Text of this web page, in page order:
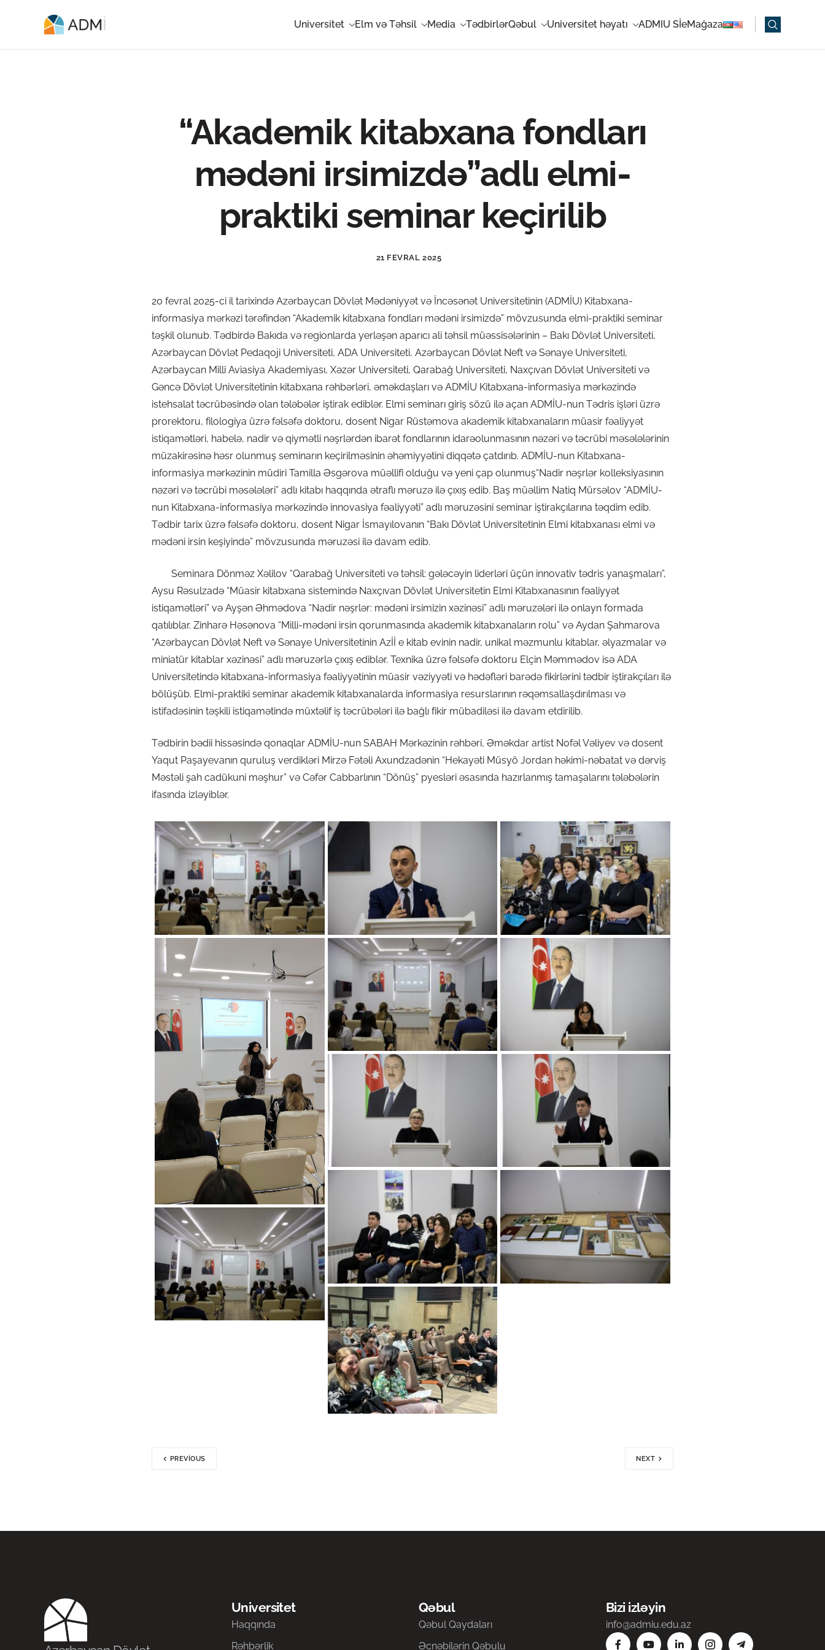
Universitet Elm və Təhsil Media TədbirlərQəbul Universitet həyatı ADMIU SİeMağaza
“Akademik kitabxana fondları
mədəni irsimizdə”adlı elmi-
praktiki seminar keçirilib
21 FEVRAL 2025
20 fevral 2025-ci il tarixində Azərbaycan Dövlət Mədəniyyət və İncəsənət Universitetinin (ADMİU) Kitabxana-
informasiya mərkəzi tərəfindən “Akademik kitabxana fondları mədəni irsimizdə” mövzusunda elmi-praktiki seminar
təşkil olunub. Tədbirdə Bakıda və regionlarda yerləşən aparıcı ali təhsil müəssisələrinin – Bakı Dövlət Universiteti,
Azərbaycan Dövlət Pedaqoji Universiteti, ADA Universiteti, Azərbaycan Dövlət Neft və Sənaye Universiteti,
Azərbaycan Milli Aviasiya Akademiyası, Xəzər Universiteti, Qarabağ Universiteti, Naxçıvan Dövlət Universiteti və
Gəncə Dövlət Universitetinin kitabxana rəhbərləri, əməkdaşları və ADMİU Kitabxana-informasiya mərkəzində
istehsalat təcrübəsində olan tələbələr iştirak ediblər. Elmi seminarı giriş sözü ilə açan ADMİU-nun Tədris işləri üzrə
prorektoru, filologiya üzrə fəlsəfə doktoru, dosent Nigar Rüstəmova akademik kitabxanaların müasir fəaliyyət
istiqamətləri, habelə, nadir və qiymətli nəşrlərdən ibarət fondlarının idarəolunmasının nəzəri və təcrübi məsələlərinin
müzakirəsinə həsr olunmuş seminarın keçirilməsinin əhəmiyyətini diqqətə çatdırıb. ADMİU-nun Kitabxana-
informasiya mərkəzinin müdiri Tamilla Əsgərova müəllifi olduğu və yeni çap olunmuş“Nadir nəşrlər kolleksiyasının
nəzəri və təcrübi məsələləri” adlı kitabı haqqında ətraflı məruzə ilə çıxış edib. Baş müəllim Natiq Mürsəlov “ADMİU-
nun Kitabxana-informasiya mərkəzində innovasiya fəaliyyəti” adlı məruzəsini seminar iştirakçılarına təqdim edib.
Tədbir tarix üzrə fəlsəfə doktoru, dosent Nigar İsmayılovanın “Bakı Dövlət Universitetinin Elmi kitabxanası elmi və
mədəni irsin keşiyində” mövzusunda məruzəsi ilə davam edib.
Seminara Dönməz Xəlilov “Qarabağ Universiteti və təhsil: gələcəyin liderləri üçün innovativ tədris yanaşmaları”,
Aysu Rəsulzadə “Müasir kitabxana sistemində Naxçıvan Dövlət Universitetin Elmi Kitabxanasının fəaliyyət
istiqamətləri” və Ayşən Əhmədova “Nadir nəşrlər: mədəni irsimizin xəzinəsi” adlı məruzələri ilə onlayn formada
qatılıblar. Zinharə Həsənova “Milli-mədəni irsin qorunmasında akademik kitabxanaların rolu” və Aydan Şahmarova
“Azərbaycan Dövlət Neft və Sənaye Universitetinin Azİİ e kitab evinin nadir, unikal məzmunlu kitablar, əlyazmalar və
miniatür kitablar xəzinəsi” adlı məruzərlə çıxış ediblər. Texnika üzrə fəlsəfə doktoru Elçin Məmmədov isə ADA
Universitetində kitabxana-informasiya fəaliyyətinin müasir vəziyyəti və hədəfləri barədə fikirlərini tədbir iştirakçıları ilə
bölüşüb. Elmi-praktiki seminar akademik kitabxanalarda informasiya resurslarının rəqəmsallaşdırılması və
istifadəsinin təşkili istiqamətində müxtəlif iş təcrübələri ilə bağlı fikir mübadiləsi ilə davam etdirilib.
Tədbirin bədii hissəsində qonaqlar ADMİU-nun SABAH Mərkəzinin rəhbəri, Əməkdar artist Nofəl Vəliyev və dosent
Yaqut Paşayevanın quruluş verdikləri Mirzə Fətəli Axundzadənin “Hekayəti Müsyö Jordan həkimi-nəbatat və dərviş
Məstəli şah cadükuni məşhur” və Cəfər Cabbarlının “Dönüş” pyesləri əsasında hazırlanmış tamaşalarını tələbələrin
ifasında izləyiblər.
PREVIOUS NEXT
Universitet
Haqqında
Rəhbərlik
Qəbul
Qəbul Qaydaları
Əcnəbilərin Qəbulu
Bizi izləyin
info@admiu.edu.az